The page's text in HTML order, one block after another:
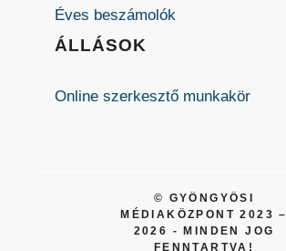
Éves beszámolók
ÁLLÁSOK
Online szerkesztő munkakör
© GYÖNGYÖSI
MÉDIAKÖZPONT 2023 –
2026 - MINDEN JOG
FENNTARTVA!